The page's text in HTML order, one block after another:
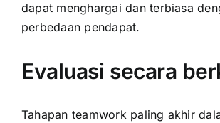
dapat menghargai dan terbiasa
perbedaan pendapat.
Evaluasi secara
Tahapan teamwork paling akhir